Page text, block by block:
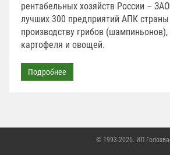
рентабельных хозяйств России –
лучших 300 предприятий АПК
производству грибов
картофеля и овощей.
Подробнее
© 1993-2026. ИП